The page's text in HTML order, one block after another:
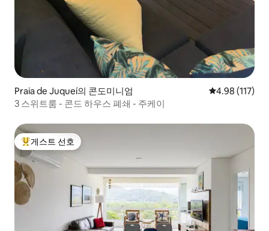
Praia de Juqueí의 콘도미니엄 평점 4.98점(5
4.98 (117)
3 스위트룸 - 콘드 하우스 폐쇄 - 주케이
상위 게스트 선호
게스트 선호